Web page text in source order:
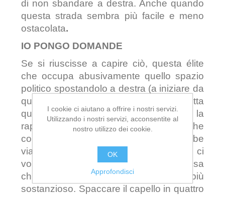
di non sbandare a destra. Anche quando
questa strada sembra più facile e meno
ostacolata.
IO PONGO DOMANDE
Se si riuscisse a capire ciò, questa élite
che occupa abusivamente quello spazio
politico spostandolo a destra (a iniziare da
quando? Da Renzi? Da prima?), tutta
questa gente che la sinistra non la
rappresenta (a dispetto dei media che
continuano a chiamarla tale), andrebbe
via. Certamente ci vorrà del tempo, ci
vorrà pazienza affinché quella nebulosa
chiamata “sinistra” diventi qualcosa di più
sostanzioso. Spaccare il capello in quattro
I cookie ci aiutano a offrire i nostri servizi.
Utilizzando i nostri servizi, acconsentite al
nostro utilizzo dei cookie.
OK
Approfondisci